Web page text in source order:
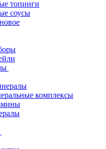
топинги
соусы
комплексы